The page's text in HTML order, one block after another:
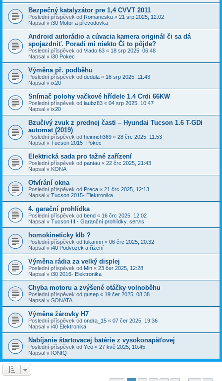
Bezpečný katalyzátor pre 1,4 CVVT 2011
Poslední příspěvek od Romanesku « 21 srp 2025, 12:02
Napsal v i30 Motor a převodovka
Android autorádio a cúvacia kamera originál či sa dá
spojazdniť. Poradí mi niekto Či to pôjde?
Poslední příspěvek od Vlado 63 « 18 srp 2025, 06:48
Napsal v i30 Pokec
Výměna př. podběhu
Poslední příspěvek od dedula « 16 srp 2025, 11:43
Napsal v ix20
Snímač polohy vačkové hřídele 1.4 Crdi 66KW
Poslední příspěvek od laubz83 « 04 srp 2025, 10:47
Napsal v ix20
Bzučivý zvuk z prednej časti – Hyundai Tucson 1.6 T-GDi
automat (2019)
Poslední příspěvek od heinrich369 « 28 črc 2025, 11:53
Napsal v Tucson 2015- Pokec
Elektrická sada pro tažné zařízení
Poslední příspěvek od pantau « 22 črc 2025, 21:43
Napsal v KONA
Otvírání okna
Poslední příspěvek od Preca « 21 črc 2025, 12:13
Napsal v Tucson 2015- Elektronika
4. garační prohlídka
Poslední příspěvek od bend « 16 črc 2025, 12:02
Napsal v Tucson III - Garanční prohlídky, servis
homokineticky klb ?
Poslední příspěvek od tukannn « 06 črc 2025, 20:32
Napsal v i40 Podvozek a řízení
Výměna rádia za velký displej
Poslední příspěvek od Min « 23 čer 2025, 12:28
Napsal v i30 2016- Elektronika
Chyba motoru a zvýšené otáčky volnoběhu
Poslední příspěvek od gusep « 19 čer 2025, 08:38
Napsal v SONATA
Výměna žárovky H7
Poslední příspěvek od ondra_15 « 07 čer 2025, 19:36
Napsal v i40 Elektronika
Nabíjanie štartovacej batérie z vysokonapäťovej
Poslední příspěvek od Yco « 27 kvě 2025, 10:45
Napsal v IONIQ